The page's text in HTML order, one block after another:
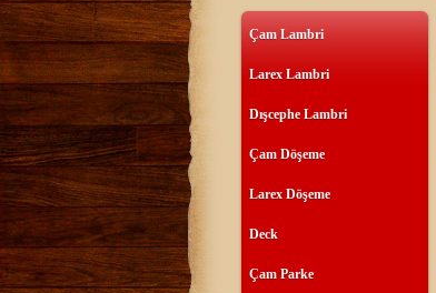
Çam Lambri
Larex Lambri
Dışcephe Lambri
Çam Döşeme
Larex Döşeme
Deck
Çam Parke